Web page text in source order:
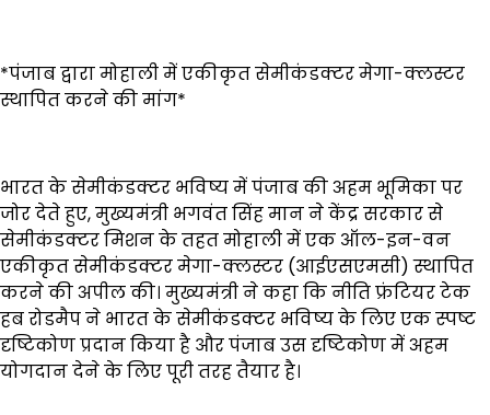
*पंजाब द्वारा मोहाली में एकीकृत सेमीकंडक्टर मेगा-क्लस्टर
स्थापित करने की मांग*
भारत के सेमीकंडक्टर भविष्य में पंजाब की अहम भूमिका पर
जोर देते हुए, मुख्यमंत्री भगवंत सिंह मान ने केंद्र सरकार से
सेमीकंडक्टर मिशन के तहत मोहाली में एक ऑल-इन-वन
एकीकृत सेमीकंडक्टर मेगा-क्लस्टर (आईएसएमसी) स्थापित
करने की अपील की। मुख्यमंत्री ने कहा कि नीति फ्रंटियर टेक
हब रोडमैप ने भारत के सेमीकंडक्टर भविष्य के लिए एक स्पष्ट
दृष्टिकोण प्रदान किया है और पंजाब उस दृष्टिकोण में अहम
योगदान देने के लिए पूरी तरह तैयार है।